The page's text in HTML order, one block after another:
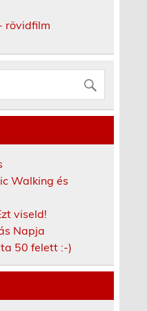
rövidfilm
Walking és
viseld!
Napja
50 felett :-)